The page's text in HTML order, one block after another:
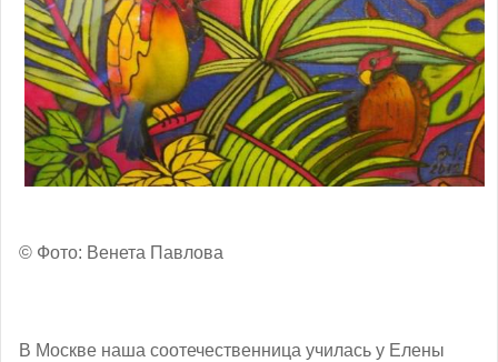
© Фото: Венета Павлова
В Москве наша соотечественница училась у Елены